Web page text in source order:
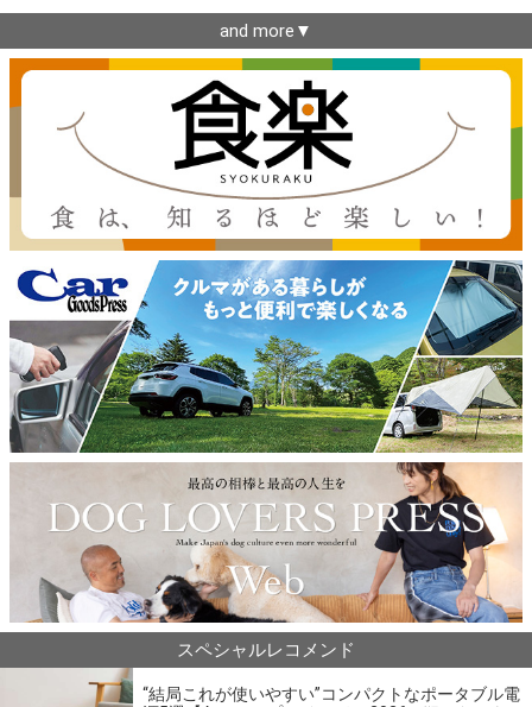
and more▼
スペシャルレコメンド
“結局これが使いやすい”コンパクトなポータブル電